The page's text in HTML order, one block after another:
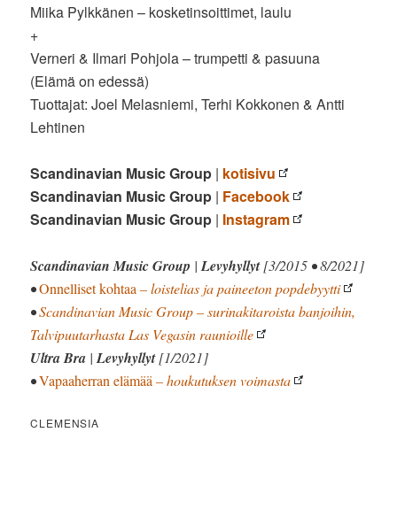
Miika Pylkkänen – kosketinsoittimet, laulu
+
Verneri & Ilmari Pohjola – trumpetti & pasuuna
(Elämä on edessä)
Tuottajat: Joel Melasniemi, Terhi Kokkonen & Antti
Lehtinen
Scandinavian Music Group | kotisivu
Scandinavian Music Group | Facebook
Scandinavian Music Group | Instagram
Scandinavian Music Group |Levyhyllyt[3/2015 • 8/2021]
•Onnelliset kohtaa – loistelias ja paineeton popdebyytti
•Scandinavian Music Group – surinakitaroista banjoihin,
Talvipuutarhasta Las Vegasin raunioille
Ultra Bra |Levyhyllyt[1/2021]
•Vapaaherran elämää – houkutuksen voimasta
CLEMENSIA